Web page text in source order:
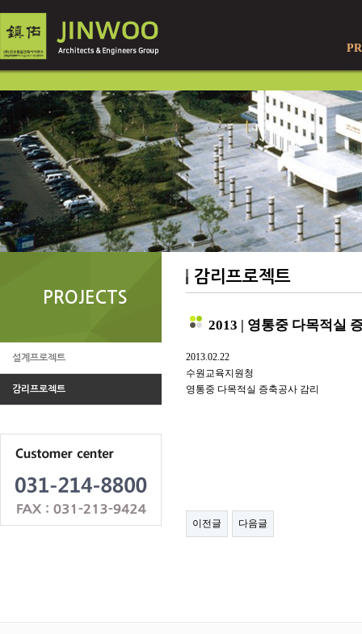
PROJECTS
설계프로젝트
감리프로젝트
감리프로젝트
2013 | 영통중 다목적실
2013.02.22
수원교육지원청
영통중 다목적실 증축공사 감리
이전글 다음글